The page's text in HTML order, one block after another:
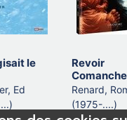
le
Ed
Revoir
Comanche
Renard,
(1975-....)